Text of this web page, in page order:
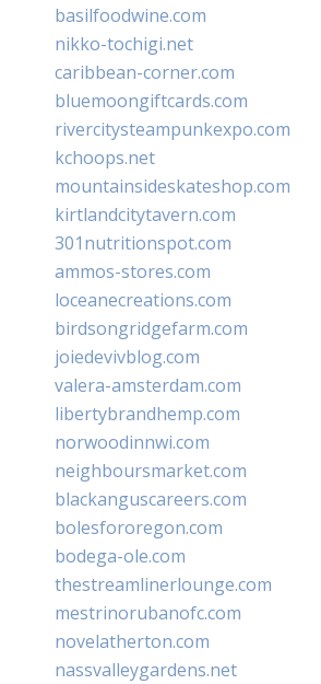
basilfoodwine.com
nikko-tochigi.net
caribbean-corner.com
bluemoongiftcards.com
rivercitysteampunkexpo.com
kchoops.net
mountainsideskateshop.com
kirtlandcitytavern.com
301nutritionspot.com
ammos-stores.com
loceanecreations.com
birdsongridgefarm.com
joiedevivblog.com
valera-amsterdam.com
libertybrandhemp.com
norwoodinnwi.com
neighboursmarket.com
blackanguscareers.com
bolesfororegon.com
bodega-ole.com
thestreamlinerlounge.com
mestrinorubanofc.com
novelatherton.com
nassvalleygardens.net